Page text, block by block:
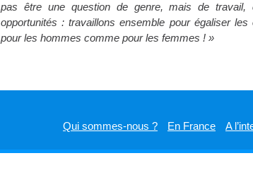
pas être une question de genre, mais de travail,
opportunités : travaillons ensemble pour égaliser les
pour les hommes comme pour les femmes ! »
Qui sommes-nous ? En France A